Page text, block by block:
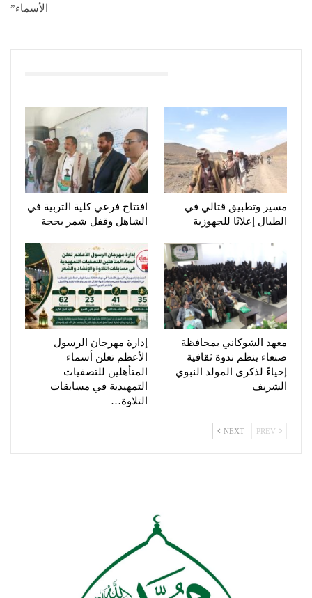
الأسماء”
مسير وتطبيق قتالي في
الطيال إعلانًا للجهوزية
افتتاح فرعي كلية التربية في
الشاهل وقفل شمر بحجة
معهد الشوكاني بمحافظة
صنعاء ينظم ندوة ثقافية
إحياءً لذكرى المولد النبوي
الشريف
إدارة مهرجان الرسول
الأعظم تعلن أسماء
المتأهلين للتصفيات
التمهيدية في مسابقات
التلاوة…
NEXT